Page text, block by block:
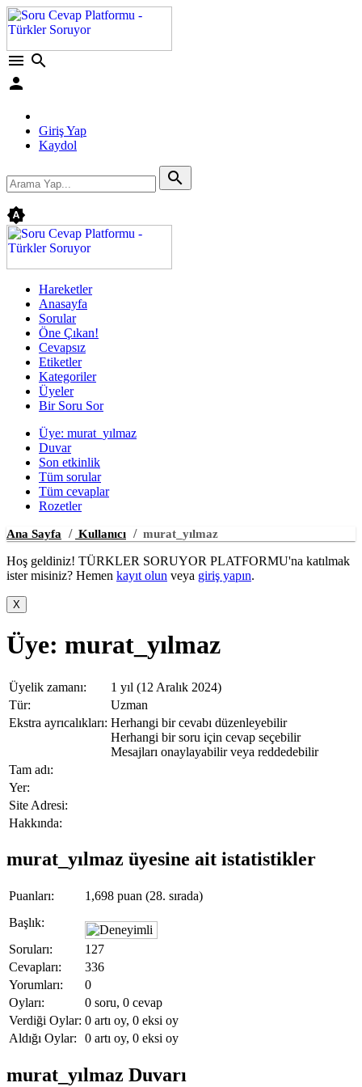
menu search
person
Giriş Yap
Kaydol
search
brightness_auto
Hareketler
Anasayfa
Sorular
Öne Çıkan!
Cevapsız
Etiketler
Kategoriler
Üyeler
Bir Soru Sor
Üye: murat_yılmaz
Duvar
Son etkinlik
Tüm sorular
Tüm cevaplar
Rozetler
Ana Sayfa Kullanıcı murat_yılmaz
Hoş geldiniz! TÜRKLER SORUYOR PLATFORMU'na katılmak
ister misiniz? Hemen kayıt olun veya giriş yapın.
Üye: murat_yılmaz
Üyelik zamanı:
1 yıl (12 Aralık 2024)
Tür:
Uzman
Ekstra ayrıcalıkları: Herhangi bir cevabı düzenleyebilir
Herhangi bir soru için cevap seçebilir
Mesajları onaylayabilir veya reddedebilir
Tam adı:
Yer:
Site Adresi:
Hakkında:
murat_yılmaz üyesine ait istatistikler
Puanları: 1,698 puan (28. sırada)
Başlık:
Soruları:
127
Cevapları:
336
Yorumları:
0
Oyları:
0 soru, 0 cevap
Verdiği Oylar: 0 artı oy, 0 eksi oy
Aldığı Oylar:
0 artı oy, 0 eksi oy
murat_yılmaz Duvarı